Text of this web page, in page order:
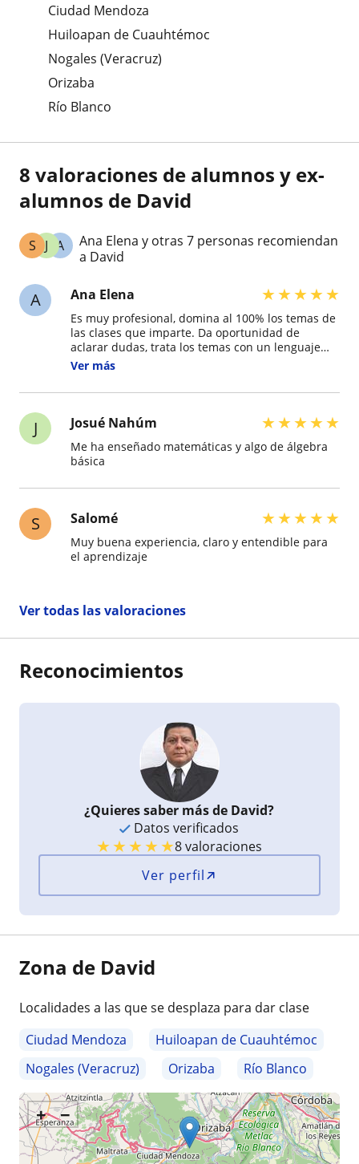
Ciudad Mendoza
Huiloapan de Cuauhtémoc
Nogales (Veracruz)
Orizaba
Río Blanco
8 valoraciones de alumnos y ex-
alumnos de David
A
J
S
Ana Elena y otras 7 personas recomiendan
a David
A Ana Elena ★★★★★
Es muy profesional, domina al 100% los temas de
las clases que imparte. Da oportunidad de
aclarar dudas, trata los temas con un lenguaje
totalmente entendible, y refuerza con actividades
mucha experiencia, tanto en la teoría como en la
Ver más
J Josué Nahúm ★★★★★
Me ha enseñado matemáticas y algo de álgebra
básica
S Salomé ★★★★★
Muy buena experiencia, claro y entendible para
el aprendizaje
Ver todas las valoraciones
Reconocimientos
¿Quieres saber más de David?
Datos verificados
★★★★★8 valoraciones
Ver perfil
Zona de David
Localidades a las que se desplaza para dar clase
Ciudad Mendoza
Huiloapan de Cuauhtémoc
Nogales (Veracruz)
Orizaba Río Blanco
+ −